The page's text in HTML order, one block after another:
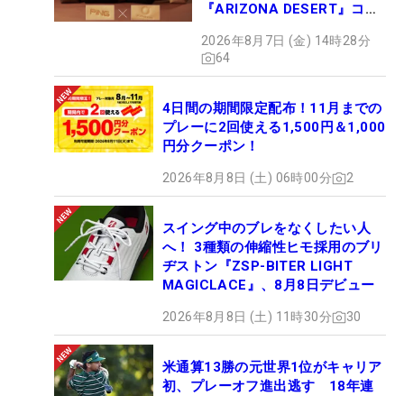
『ARIZONA DESERT』コレ
ュー
2026年8月7日 (金) 14時28分
64
4日間の期間限定配布！11月までの
プレーに2回使える1,500円＆1,000
円分クーポン！
2026年8月8日 (土) 06時00分 2
スイング中のブレをなくしたい人
へ！ 3種類の伸縮性ヒモ採用のブリ
ヂストン『ZSP-BITER LIGHT
MAGICLACE』、8月8日デビュー
2026年8月8日 (土) 11時30分 30
米通算13勝の元世界1位がキャリア
初、プレーオフ進出逃す 18年連